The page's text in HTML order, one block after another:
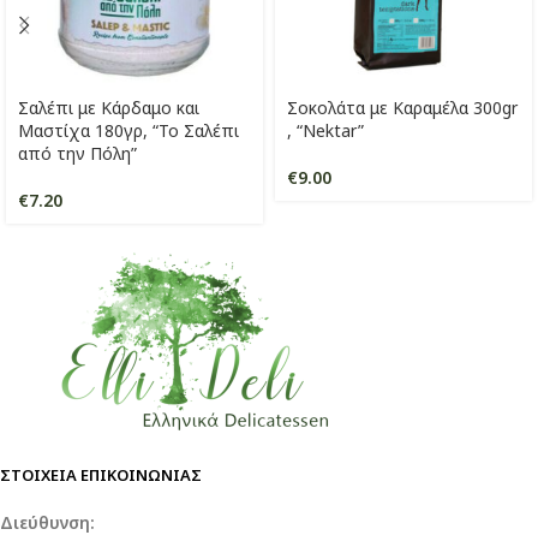
Σαλέπι με Κάρδαμο και
Μαστίχα 180γρ, “Το Σαλέπι
από την Πόλη”
€7.20
Σοκολάτα με Καραμέλα 300gr
, “Nektar”
€9.00
ΣΤΟΙΧΕΙΑ ΕΠΙΚΟΙΝΩΝΙΑΣ
Διεύθυνση: